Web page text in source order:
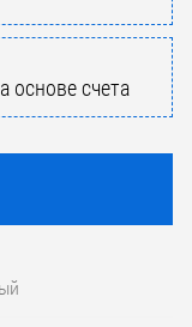
основе счета